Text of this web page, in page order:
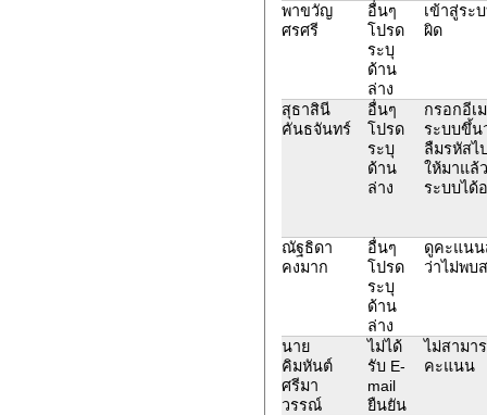
พาขวัญ
ศรศรี
อื่นๆ
โปรด
ระบุ
ด้าน
ล่าง
เข้าสู่ระ
ผิด
สุธาสินี
คันธจันทร์
อื่นๆ
โปรด
ระบุ
ด้าน
ล่าง
กรอกอีเ
ระบบขึ้น
ลืมรหัสไ
ให้มาแล้
ระบบได้
ณัฐธิดา
คงมาก
อื่นๆ
โปรด
ระบุ
ด้าน
ล่าง
ดูคะแนน
ว่าไม่พบ
นาย
คิมหันต์
ศรีมา
วรรณ์
ไม่ได้
รับ E-
mail
ยืนยัน
ไม่สามา
คะแนน